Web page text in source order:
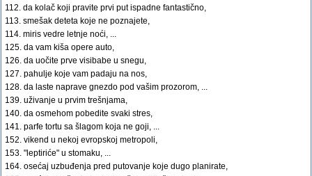
112. da kolač koji pravite prvi put ispadne fantastično,
113. smešak deteta koje ne poznajete,
114. miris vedre letnje noći, ...
125. da vam kiša opere auto,
126. da uočite prve visibabe u snegu,
127. pahulje koje vam padaju na nos,
128. da laste naprave gnezdo pod vašim prozorom, ...
139. uživanje u prvim trešnjama,
140. da osmehom pobedite svaki stres,
141. parfe tortu sa šlagom koja ne goji, ...
152. vikend u nekoj evropskoj metropoli,
153. "leptiriće" u stomaku, ...
164. osećaj uzbuđenja pred putovanje koje dugo planirate,